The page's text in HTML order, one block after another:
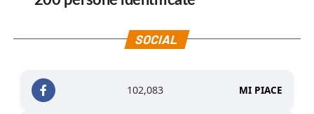
SOCIAL
102,083 MI PIACE